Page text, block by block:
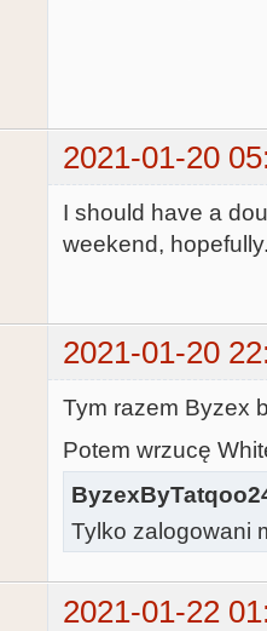
2021-01-20
I should have a
weekend,
2021-01-20
Tym razem Byzex
Potem wrzucę
Tylko zalogowani
2021-01-22